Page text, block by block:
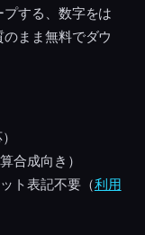
する、数字をは
まま無料でダウ
合成向き）
ト表記不要（利用